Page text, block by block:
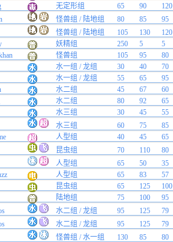
无定形组 65 90 120
怪兽组 / 陆地组 80 85 95
怪兽组 / 陆地组 105 130 120
妖精组 250 5 5
怪兽组 105 95 80
水一组 / 龙组 30 40 70
水一组 / 龙组 55 65 95
水二组 45 67 60
水二组 80 92 65
水三组 30 45 55
水三组 60 75 85
人型组 40 45 65
昆虫组 70 110 80
人型组 65 50 35
人型组 65 83 57
昆虫组 65 125 100
陆地组 75 100 95
水二组 / 龙组 95 125 79
水二组 / 龙组 95 125 79
怪兽组 / 水一组 130 85 80